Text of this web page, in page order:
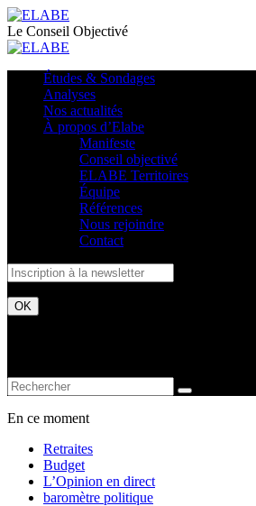
Le Conseil Objectivé
Études & Sondages
Analyses
Nos actualités
À propos d’Elabe
Manifeste
Conseil objectivé
ELABE Territoires
Équipe
Références
Nous rejoindre
Contact
En ce moment
Retraites
Budget
L’Opinion en direct
baromètre politique